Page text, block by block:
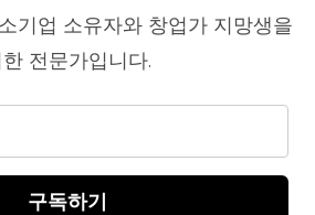
기업 소유자와 창업가 지망생을
전문가입니다.
구독하기